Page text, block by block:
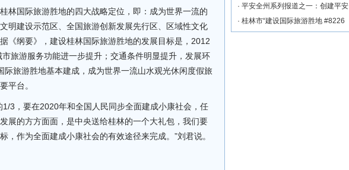
林国际旅游胜地的四大战略定位，即：成为世界一流的
明建设示范区、全国旅游创新发展先行区、区域性文化
《纲要》，建设桂林国际旅游胜地的发展目标是，2012
旅游服务功能进一步提升；交通条件明显提升，发展环
旅游胜地基本建成，成为世界一流山水观光休闲度假旅
平台。
3，要在2020年和全国人民同步全面建成小康社会，任
展的方方面面，是中央送给桂林的一个大礼包，我们要
，作为全面建成小康社会的有效途径来完成。”刘君说。
· 平安全州系列报道之一：创建平安
· 桂林市“建设国际旅游胜地 #8226